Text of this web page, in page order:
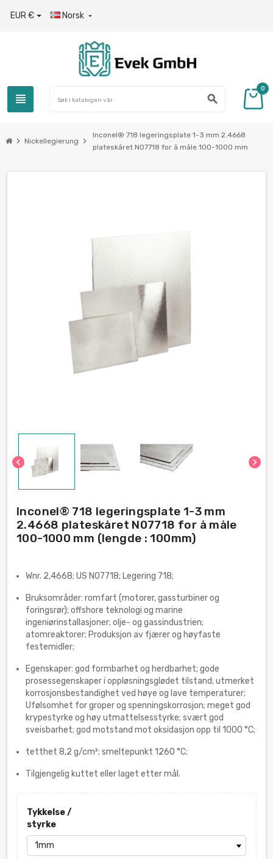
EUR € Norsk 
view_headline search
0
chevron_right Nickellegierung chevron_right
Inconel® 718 legeringsplate 1-3 mm 2.4668
plateskåret N07718 for å måle 100-1000 mm
chevron_left chevron_right
Inconel® 718 legeringsplate 1-3 mm
2.4668 plateskåret N07718 for å måle
100-1000 mm (lengde : 100mm)
Wnr. 2,4668; US N07718; Legering 718;
Bruksområder: romfart (motorer, gassturbiner og
foringsrør); offshore teknologi og marine
ingeniørinstallasjoner; olje- og gassindustrien;
atomreaktorer; Produksjon av fjærer og høyfaste
festemidler;
Egenskaper: god formbarhet og herdbarhet; gode
prosessegenskaper i oppløsningsglødet tilstand; utmerket
korrosjonsbestandighet ved høye og lave temperaturer;
Ufølsomhet for groper og spenningskorrosjon; meget god
krypestyrke og høy utmattelsesstyrke; svært god
sveisbarhet; god motstand mot oksidasjon opp til 1000 °C;
tetthet 8,2 g/cm³; smeltepunkt 1260 °C;
Tilgjengelig kuttet eller laget etter mål.
Tykkelse /
styrke